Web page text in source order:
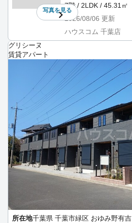
写真を見る
7階 / 2LDK / 45.31㎡
2026/08/06 更新
ハウスコム 千葉店
グリシーヌ
賃貸アパート
所在地千葉県 千葉市緑区 おゆみ野有吉